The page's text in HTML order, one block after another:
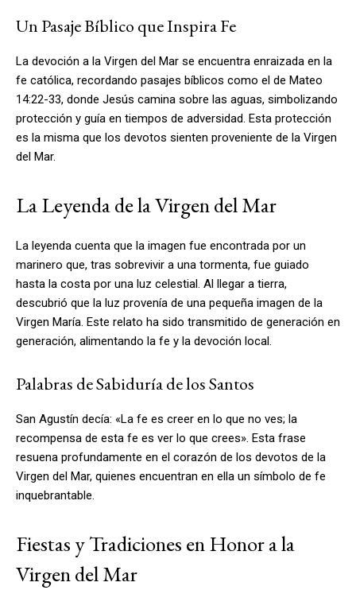
Un Pasaje Bíblico que Inspira Fe
La devoción a la Virgen del Mar se encuentra enraizada en la
fe católica, recordando pasajes bíblicos como el de Mateo
14:22-33, donde Jesús camina sobre las aguas, simbolizando
protección y guía en tiempos de adversidad. Esta protección
es la misma que los devotos sienten proveniente de la Virgen
del Mar.
La Leyenda de la Virgen del Mar
La leyenda cuenta que la imagen fue encontrada por un
marinero que, tras sobrevivir a una tormenta, fue guiado
hasta la costa por una luz celestial. Al llegar a tierra,
descubrió que la luz provenía de una pequeña imagen de la
Virgen María. Este relato ha sido transmitido de generación en
generación, alimentando la fe y la devoción local.
Palabras de Sabiduría de los Santos
San Agustín decía: «La fe es creer en lo que no ves; la
recompensa de esta fe es ver lo que crees». Esta frase
resuena profundamente en el corazón de los devotos de la
Virgen del Mar, quienes encuentran en ella un símbolo de fe
inquebrantable.
Fiestas y Tradiciones en Honor a la
Virgen del Mar